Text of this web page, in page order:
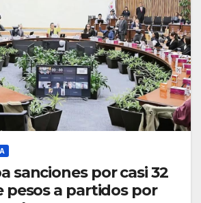
sanciones por casi 32
pesos a partidos por